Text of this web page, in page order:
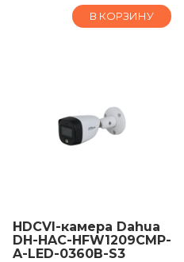
В КОРЗИНУ
HDCVI-камера Dahua
DH-HAC-HFW1209CMP-
A-LED-0360B-S3